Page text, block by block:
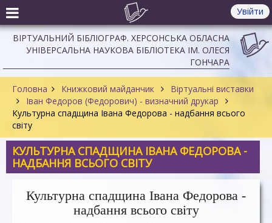
Увійти
ВІРТУАЛЬНИЙ БІБЛІОГРАФ. ХЕРСОНСЬКА ОБЛАСНА
УНІВЕРСАЛЬНА НАУКОВА БІБЛІОТЕКА ІМ. ОЛЕСЯ
ГОНЧАРА
Головна Книжковий майданчик
Віртуальні виставки
Іван Федоров (Федорович) - визначний друкар
Культурна спадщина Івана Федорова - надбання всього
світу
КУЛЬТУРНА СПАДЩИНА ІВАНА ФЕДОРОВА -
НАДБАННЯ ВСЬОГО СВІТУ
Культурна спадщина Івана Федорова -
надбання всього світу